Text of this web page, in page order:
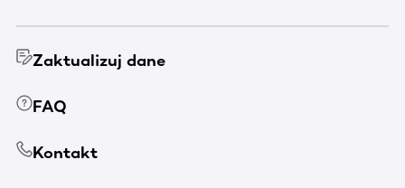
Zaktualizuj dane
FAQ
Kontakt